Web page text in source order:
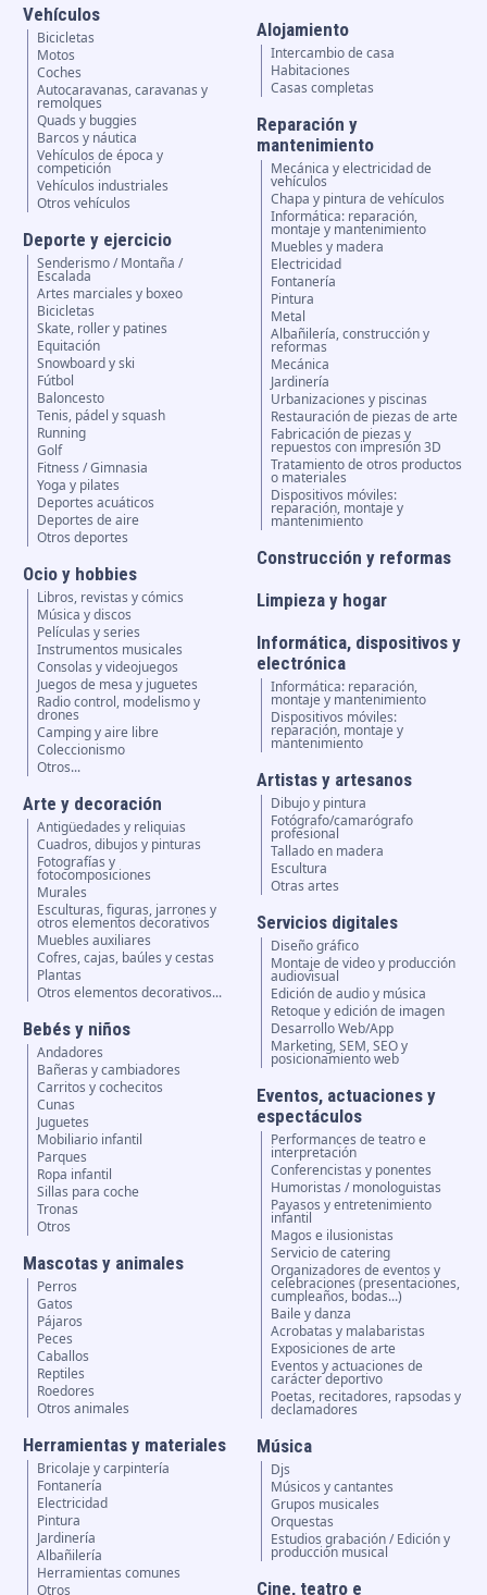
Vehículos
Bicicletas
Motos
Coches
Autocaravanas, caravanas y
remolques
Quads y buggies
Barcos y náutica
Vehículos de época y
competición
Vehículos industriales
Otros vehículos
Deporte y ejercicio
Senderismo / Montaña /
Escalada
Artes marciales y boxeo
Bicicletas
Skate, roller y patines
Equitación
Snowboard y ski
Fútbol
Baloncesto
Tenis, pádel y squash
Running
Golf
Fitness / Gimnasia
Yoga y pilates
Deportes acuáticos
Deportes de aire
Otros deportes
Ocio y hobbies
Libros, revistas y cómics
Música y discos
Películas y series
Instrumentos musicales
Consolas y videojuegos
Juegos de mesa y juguetes
Radio control, modelismo y
drones
Camping y aire libre
Coleccionismo
Otros...
Arte y decoración
Antigüedades y reliquias
Cuadros, dibujos y pinturas
Fotografías y
fotocomposiciones
Murales
Esculturas, figuras, jarrones y
otros elementos decorativos
Muebles auxiliares
Cofres, cajas, baúles y cestas
Plantas
Otros elementos decorativos...
Bebés y niños
Andadores
Bañeras y cambiadores
Carritos y cochecitos
Cunas
Juguetes
Mobiliario infantil
Parques
Ropa infantil
Sillas para coche
Tronas
Otros
Mascotas y animales
Perros
Gatos
Pájaros
Peces
Caballos
Reptiles
Roedores
Otros animales
Herramientas y materiales
Bricolaje y carpintería
Fontanería
Electricidad
Pintura
Jardinería
Albañilería
Herramientas comunes
Otros
Alojamiento
Intercambio de casa
Habitaciones
Casas completas
Reparación y
mantenimiento
Mecánica y electricidad de
vehículos
Chapa y pintura de vehículos
Informática: reparación,
montaje y mantenimiento
Muebles y madera
Electricidad
Fontanería
Pintura
Metal
Albañilería, construcción y
reformas
Mecánica
Jardinería
Urbanizaciones y piscinas
Restauración de piezas de arte
Fabricación de piezas y
repuestos con impresión 3D
Tratamiento de otros productos
o materiales
Dispositivos móviles:
reparación, montaje y
mantenimiento
Construcción y reformas
Limpieza y hogar
Informática, dispositivos y
electrónica
Informática: reparación,
montaje y mantenimiento
Dispositivos móviles:
reparación, montaje y
mantenimiento
Artistas y artesanos
Dibujo y pintura
Fotógrafo/camarógrafo
profesional
Tallado en madera
Escultura
Otras artes
Servicios digitales
Diseño gráfico
Montaje de video y producción
audiovisual
Edición de audio y música
Retoque y edición de imagen
Desarrollo Web/App
Marketing, SEM, SEO y
posicionamiento web
Eventos, actuaciones y
espectáculos
Performances de teatro e
interpretación
Conferencistas y ponentes
Humoristas / monologuistas
Payasos y entretenimiento
infantil
Magos e ilusionistas
Servicio de catering
Organizadores de eventos y
celebraciones (presentaciones,
cumpleaños, bodas...)
Baile y danza
Acrobatas y malabaristas
Exposiciones de arte
Eventos y actuaciones de
carácter deportivo
Poetas, recitadores, rapsodas y
declamadores
Música
Djs
Músicos y cantantes
Grupos musicales
Orquestas
Estudios grabación / Edición y
producción musical
Cine, teatro e